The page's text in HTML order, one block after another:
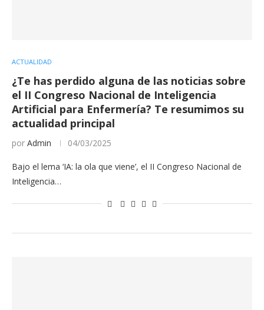
ACTUALIDAD
¿Te has perdido alguna de las noticias sobre
el II Congreso Nacional de Inteligencia
Artificial para Enfermería? Te resumimos su
actualidad principal
por Admin 04/03/2025
Bajo el lema ‘IA: la ola que viene’, el II Congreso Nacional de
Inteligencia…